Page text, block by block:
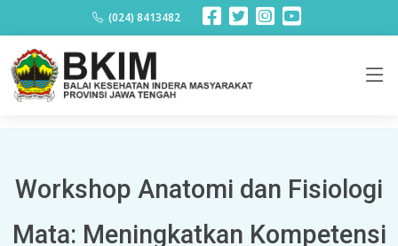
(024) 8413482
Workshop Anatomi dan Fisiologi
Mata: Meningkatkan Kompetensi